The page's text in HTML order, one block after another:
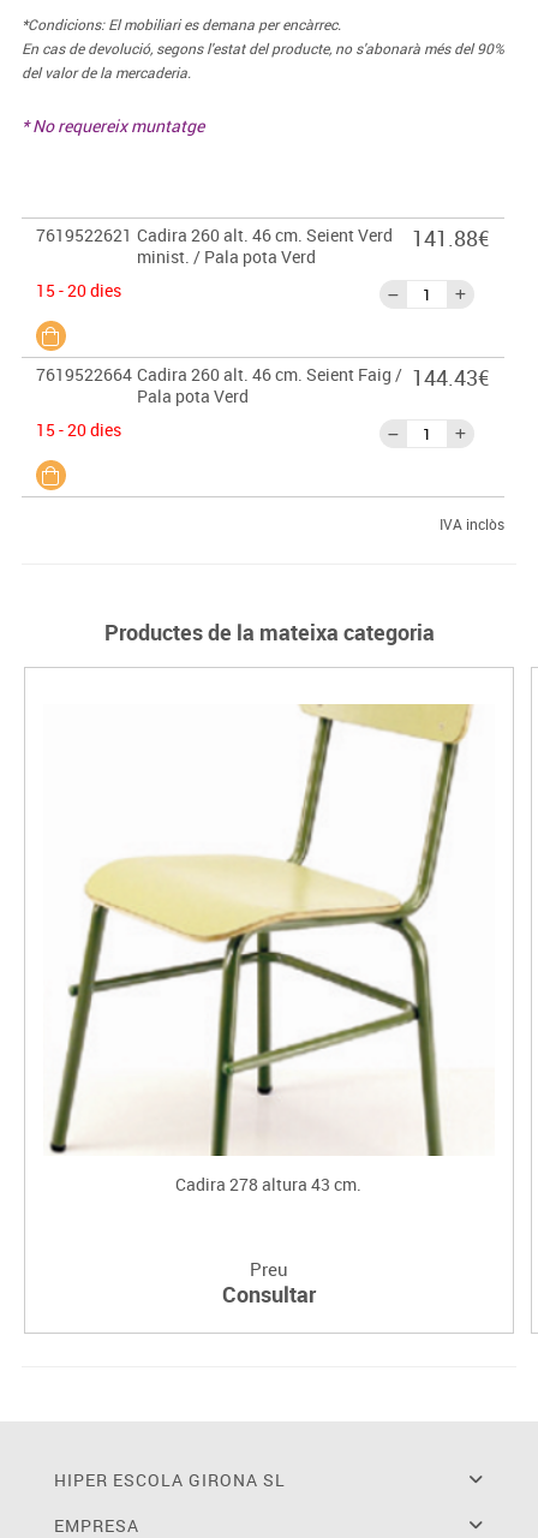
*Condicions: El mobiliari es demana per encàrrec.
En cas de devolució, segons l'estat del producte, no s'abonarà més del 90%
del valor de la mercaderia.
* No requereix muntatge
7619522621 Cadira 260 alt. 46 cm. Seient Verd
minist. / Pala pota Verd
15 - 20 dies
141.88€
7619522664 Cadira 260 alt. 46 cm. Seient Faig /
Pala pota Verd
15 - 20 dies
144.43€
IVA inclòs
Productes de la mateixa categoria
Cadira 278 altura 43 cm.
Preu
Consultar
HIPER ESCOLA GIRONA SL
EMPRESA